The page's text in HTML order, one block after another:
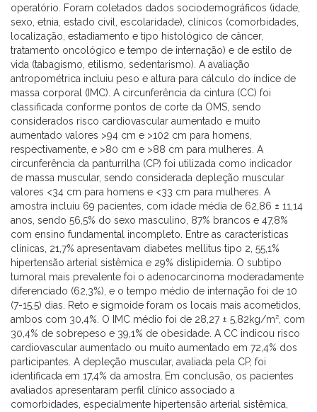
operatório. Foram coletados dados sociodemográficos (idade,
sexo, etnia, estado civil, escolaridade), clínicos (comorbidades,
localização, estadiamento e tipo histológico de câncer,
tratamento oncológico e tempo de internação) e de estilo de
vida (tabagismo, etilismo, sedentarismo). A avaliação
antropométrica incluiu peso e altura para cálculo do índice de
massa corporal (IMC). A circunferência da cintura (CC) foi
classificada conforme pontos de corte da OMS, sendo
considerados risco cardiovascular aumentado e muito
aumentado valores >94 cm e >102 cm para homens,
respectivamente, e >80 cm e >88 cm para mulheres. A
circunferência da panturrilha (CP) foi utilizada como indicador
de massa muscular, sendo considerada depleção muscular
valores <34 cm para homens e <33 cm para mulheres. A
amostra incluiu 69 pacientes, com idade média de 62,86 ± 11,14
anos, sendo 56,5% do sexo masculino, 87% brancos e 47,8%
com ensino fundamental incompleto. Entre as características
clínicas, 21,7% apresentavam diabetes mellitus tipo 2, 55,1%
hipertensão arterial sistêmica e 29% dislipidemia. O subtipo
tumoral mais prevalente foi o adenocarcinoma moderadamente
diferenciado (62,3%), e o tempo médio de internação foi de 10
(7-15,5) dias. Reto e sigmoide foram os locais mais acometidos,
ambos com 30,4%. O IMC médio foi de 28,27 ± 5,82kg/m², com
30,4% de sobrepeso e 39,1% de obesidade. A CC indicou risco
cardiovascular aumentado ou muito aumentado em 72,4% dos
participantes. A depleção muscular, avaliada pela CP, foi
identificada em 17,4% da amostra. Em conclusão, os pacientes
avaliados apresentaram perfil clínico associado a
comorbidades, especialmente hipertensão arterial sistêmica,